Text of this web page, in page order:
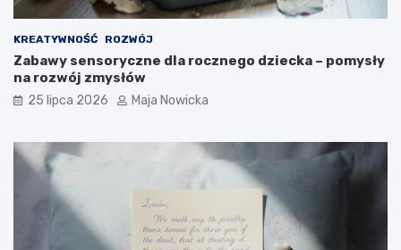
KREATYWNOŚĆ ROZWÓJ
Zabawy sensoryczne dla rocznego dziecka – pomysły
na rozwój zmysłów
25 lipca 2026 Maja Nowicka